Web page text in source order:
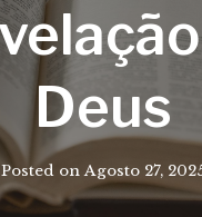
Deus
Posted on Agosto 27,